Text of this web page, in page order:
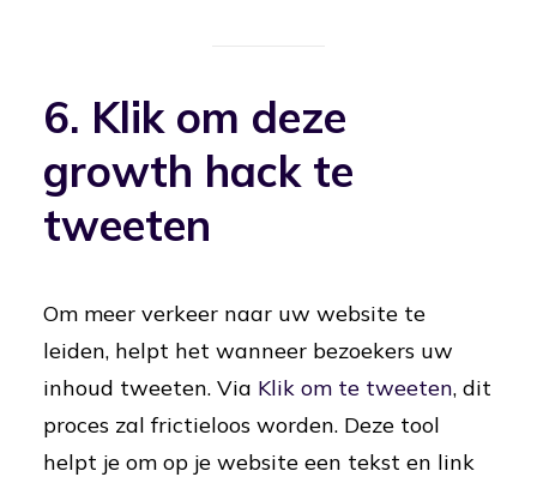
6. Klik om deze
growth hack te
tweeten
Om meer verkeer naar uw website te
leiden, helpt het wanneer bezoekers uw
inhoud tweeten. Via Klik om te tweeten, dit
proces zal frictieloos worden. Deze tool
helpt je om op je website een tekst en link